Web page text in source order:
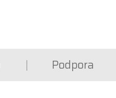
Podpora